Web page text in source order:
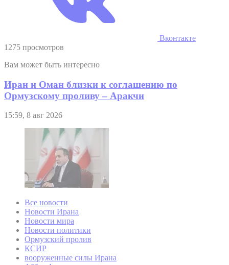
Вконтакте
1275 просмотров
Вам может быть интересно
Иран и Оман близки к соглашению по
Ормузскому проливу – Аракчи
15:59, 8 авг 2026
Все новости
Новости Ирана
Новости мира
Новости политики
Ормузский пролив
КСИР
вооруженные силы Ирана